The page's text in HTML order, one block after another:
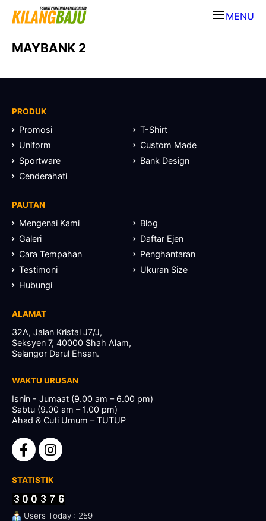
MENU
MAYBANK 2
PRODUK
Promosi
T-Shirt
Uniform
Custom Made
Sportware
Bank Design
Cenderahati
PAUTAN
Mengenai Kami
Blog
Galeri
Daftar Ejen
Cara Tempahan
Penghantaran
Testimoni
Ukuran Size
Hubungi
ALAMAT
32A, Jalan Kristal J7/J,
Seksyen 7, 40000 Shah Alam,
Selangor Darul Ehsan.
WAKTU URUSAN
Isnin - Jumaat (9.00 am – 6.00 pm)
Sabtu (9.00 am – 1.00 pm)
Ahad & Cuti Umum – TUTUP
STATISTIK
Users Today : 259